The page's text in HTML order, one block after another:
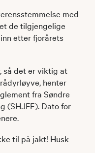
med
de tilgjengelige
etter fjorårets
så det er viktig at
henter
fra Søndre
(SHJFF). Dato for
til på jakt! Husk